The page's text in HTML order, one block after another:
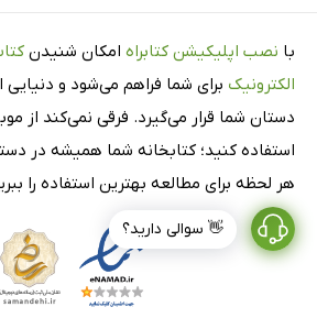
👋 سوالی دارید؟
با نصب اپلیکیشن کتابراه امکان شنیدن
الکترونیک برای شما فراهم می‌شود و دنیایی
دستان شما قرار می‌گیرد. فرقی نمی‌کند از
استفاده کنید؛ کتابخانه شما همیشه در
هر لحظه برای مطالعه بهترین استفاده را